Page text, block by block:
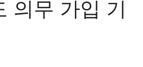
의무 가입 기